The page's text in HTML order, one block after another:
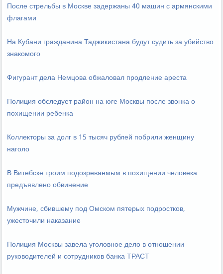
После стрельбы в Москве задержаны 40 машин с армянскими
флагами
На Кубани гражданина Таджикистана будут судить за убийство
знакомого
Фигурант дела Немцова обжаловал продление ареста
Полиция обследует район на юге Москвы после звонка о
похищении ребенка
Коллекторы за долг в 15 тысяч рублей побрили женщину
наголо
В Витебске троим подозреваемым в похищении человека
предъявлено обвинение
Мужчине, сбившему под Омском пятерых подростков,
ужесточили наказание
Полиция Москвы завела уголовное дело в отношении
руководителей и сотрудников банка ТРАСТ